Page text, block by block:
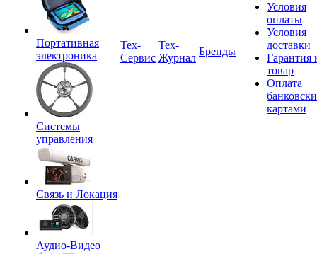
Портативная
электроника
Системы
управления
Связь и Локация
Аудио-Видео
Tex-
Сервис
Тех-
Журнал
Бренды
Условия
оплаты
Условия
доставки
Гарантия
товар
Оплата
картами